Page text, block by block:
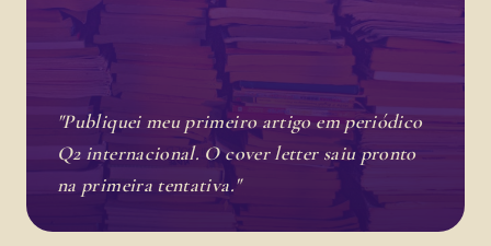
"Publiquei meu primeiro artigo em periódico
Q2 internacional. O cover letter saiu pronto
na primeira tentativa."